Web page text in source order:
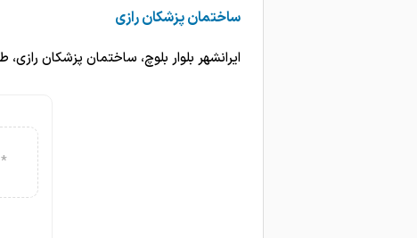
سه ماه از مصرف دارویی که دادند
مشکل پوستی عالی بودن جوش
من مزوژل پروفایلو زدم پیش
ساختمان پزشکان رازی
ایرانشهر بلوار بلوچ، ساختمان پزشکان